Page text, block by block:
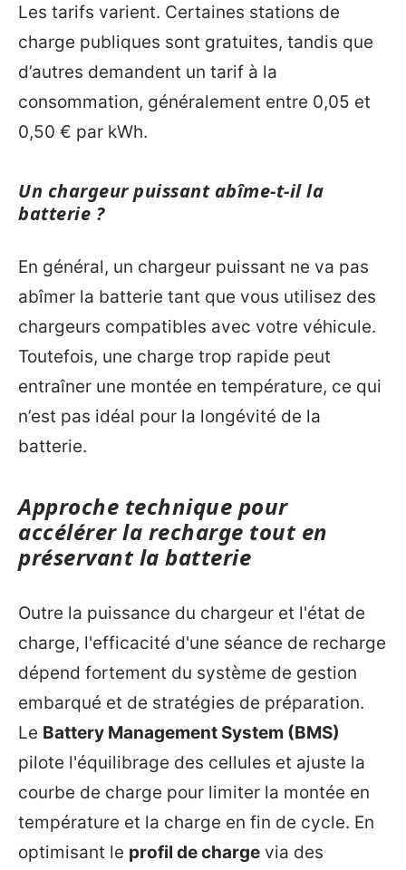
Les tarifs varient. Certaines stations de
charge publiques sont gratuites, tandis que
d’autres demandent un tarif à la
consommation, généralement entre 0,05 et
0,50 € par kWh.
Un chargeur puissant abîme-t-il la
batterie ?
En général, un chargeur puissant ne va pas
abîmer la batterie tant que vous utilisez des
chargeurs compatibles avec votre véhicule.
Toutefois, une charge trop rapide peut
entraîner une montée en température, ce qui
n’est pas idéal pour la longévité de la
batterie.
Approche technique pour
accélérer la recharge tout en
préservant la batterie
Outre la puissance du chargeur et l'état de
charge, l'efficacité d'une séance de recharge
dépend fortement du système de gestion
embarqué et de stratégies de préparation.
Le Battery Management System (BMS)
pilote l'équilibrage des cellules et ajuste la
courbe de charge pour limiter la montée en
température et la charge en fin de cycle. En
optimisant le profil de charge via des